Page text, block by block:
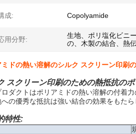
成: Copolyamide
用分野:
生地、ポリ塩化ビニ
の、木製の結合、熱
ドの熱い溶解のシルク スクリーン印刷
スクリーン印刷のための熱抵抗の
ロダクトはポリアミドの熱い溶解の付着
の優秀な抵抗は強い結合の効果をもたら
特性: